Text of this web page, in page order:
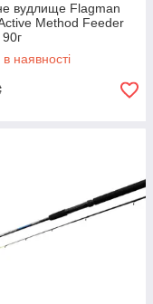
вудлище Flagman
Method Feeder
наявності